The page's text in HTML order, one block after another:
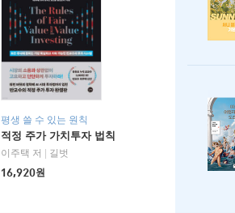
평생 쓸 수 있는 원칙
적정 주가 가치투자 법칙
이주택 저
길벗
16,920원